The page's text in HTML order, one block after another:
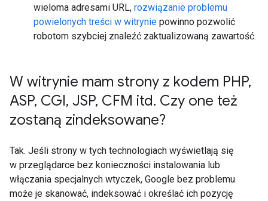
wieloma adresami URL, rozwiązanie problemu
powielonych treści w witrynie powinno pozwolić
robotom szybciej znaleźć zaktualizowaną zawartość.
W witrynie mam strony z kodem PHP,
ASP, CGI, JSP, CFM itd. Czy one też
zostaną zindeksowane?
Tak. Jeśli strony w tych technologiach wyświetlają się
w przeglądarce bez konieczności instalowania lub
włączania specjalnych wtyczek, Google bez problemu
może je skanować, indeksować i określać ich pozycję